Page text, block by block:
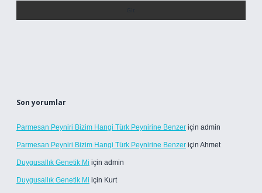
Son yorumlar
Parmesan Peyniri Bizim Hangi Türk Peynirine Benzer için admin
Parmesan Peyniri Bizim Hangi Türk Peynirine Benzer için Ahmet
Duygusallık Genetik Mi için admin
Duygusallık Genetik Mi için Kurt